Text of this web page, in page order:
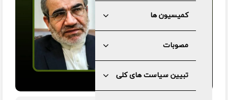
کمیسیون ها
مصوبات
تبیین سیاست های کلی